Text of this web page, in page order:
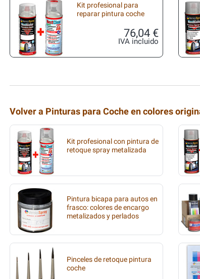
Kit profesional para
reparar pintura coche
76,04 €
IVA incluido
Volver a Pinturas para Coche en colores
Kit profesional con pintura de
retoque spray metalizada
Pintura bicapa para autos en
frasco: colores de encargo
metalizados y perlados
Pinceles de retoque pintura
coche